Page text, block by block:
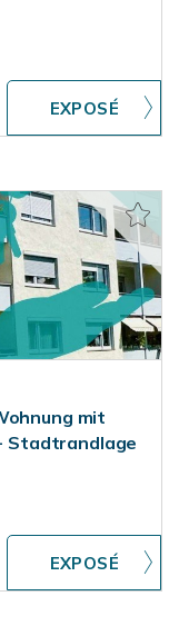
mit
Stadtrandlage